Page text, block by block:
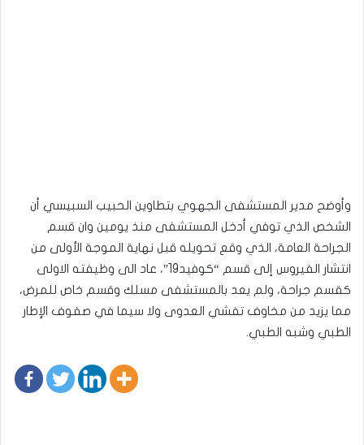
وأوضح مدير المستشفى الجهوي بتطاوين الحبيب السبيسي أن
الشخص الذي توفي أدخل المستشفى منذ يومين وان قسم
الجراحة العامة، الذي وقع تحويله قبل نهاية الموجة الأولى من
انتشار الفيروس إلى قسم “كوفيد19″، عاد الى وظيفته الاولى
كقسم جراحة، ولم يعد بالمستشفى مسلك وقسم خاص للمرض،
مما يزيد من مخاوف تفشي العدوى ولا سيما في صفوف الإطار
الطبي وشبه الطبي.